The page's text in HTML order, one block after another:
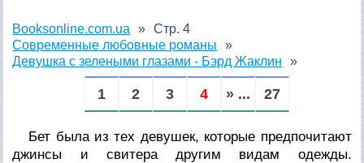
Booksonline.com.ua
Современные любовные романы
Девушка с зелеными глазами - Бэрд Жаклин
Стр. 4
1 2 3 4 » ... 27
Бет была из тех девушек, которые предпочитают
джинсы и свитера другим видам одежды.